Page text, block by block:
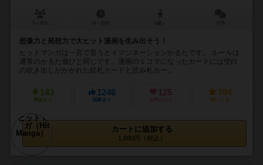
想像力と発想力で大ヒット漫画を生み出そう！
ヒットマンガは一言で言うとイマジネーションかるたです。 ルールは
通常のかるた遊びと同じです。漫画の１コマになったカードには空白
の吹き出しがかかれた絵札カードと読み札カー...
143
興味あり
1246
経験あり
125
お気に入り
784
持ってる
カートに追加する
1,980円（税込）